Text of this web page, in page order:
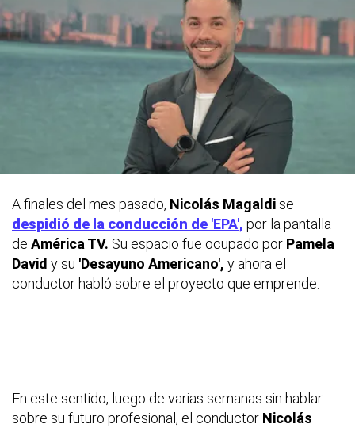
A finales del mes pasado, Nicolás Magaldi se
despidió de la conducción de 'EPA', por la pantalla
de América TV. Su espacio fue ocupado por Pamela
David y su 'Desayuno Americano', y ahora el
conductor habló sobre el proyecto que emprende.
En este sentido, luego de varias semanas sin hablar
sobre su futuro profesional, el conductor Nicolás